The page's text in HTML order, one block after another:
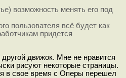
возможность менять его под
пользователя всё будет как
придется
движок. Мне не нравится
рисуют некоторые страницы.
я в свое время с Оперы перешел